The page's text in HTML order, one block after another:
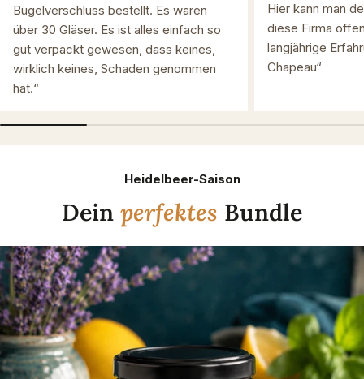
Bügelverschluss bestellt. Es waren
über 30 Gläser. Es ist alles einfach so
gut verpackt gewesen, dass keines,
wirklich keines, Schaden genommen
hat.“
Hier kann man
diese Firma
langjährige
Chapeau“
Heidelbeer-Saison
Dein perfektes Bundle